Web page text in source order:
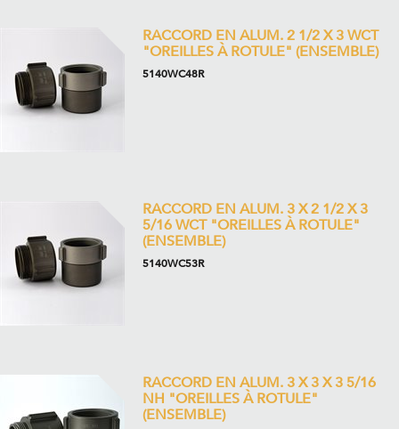
RACCORD EN ALUM. 2 1/2 X 3 WCT
"OREILLES À ROTULE" (ENSEMBLE)
5140WC48R
RACCORD EN ALUM. 3 X 2 1/2 X 3
5/16 WCT "OREILLES À ROTULE"
(ENSEMBLE)
5140WC53R
RACCORD EN ALUM. 3 X 3 X 3 5/16
NH "OREILLES À ROTULE"
(ENSEMBLE)